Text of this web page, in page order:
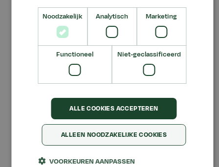
waarmee dat gaat."
Zeggen wat je wél wilt
betere band wil krijgen met zijn paard", vertelt
Nelleke. "Voor mensen die willen weten hoe ze
hun paard kunnen leren zich te ontspannen". Ze
vervolgt: "Het grote voordeel van TTouch is dat
je alleen maar bezig bent om het dier te vertellen
Noodzakelijk Analytisch Marketing
Functioneel Niet-geclassificeerd
ALLE COOKIES ACCEPTEREN
ALLEEN NOODZAKELIJKE COOKIES
VOORKEUREN AANPASSEN